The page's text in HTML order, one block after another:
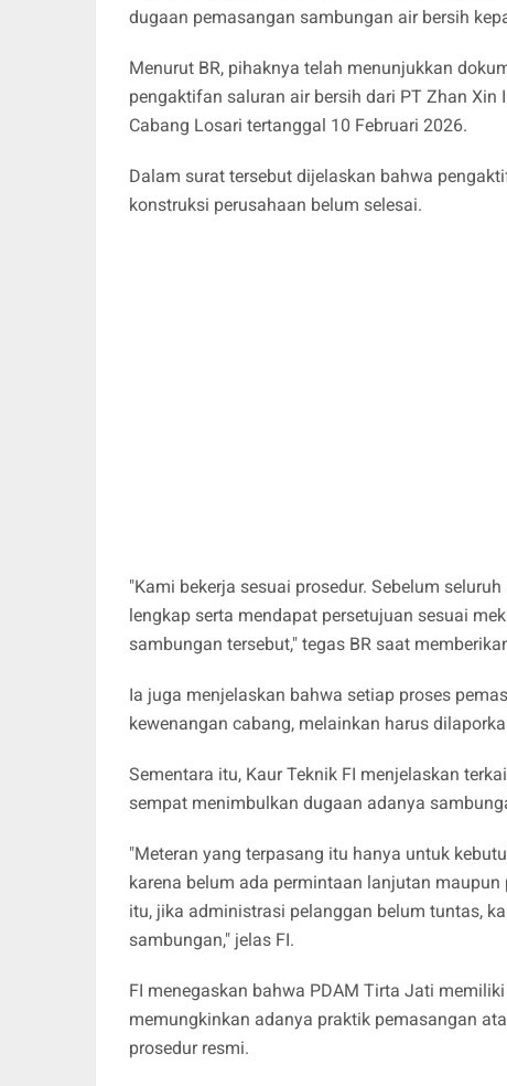
dugaan pemasangan sambungan air bersih
Menurut BR, pihaknya telah menunjukkan
pengaktifan saluran air bersih dari PT Zhan
Cabang Losari tertanggal 10 Februari 2026.
Dalam surat tersebut dijelaskan bahwa
konstruksi perusahaan belum selesai.
"Kami bekerja sesuai prosedur. Sebelum
lengkap serta mendapat persetujuan sesuai
sambungan tersebut," tegas BR saat
Ia juga menjelaskan bahwa setiap proses
kewenangan cabang, melainkan harus
Sementara itu, Kaur Teknik FI menjelaskan
sempat menimbulkan dugaan adanya
"Meteran yang terpasang itu hanya untuk
karena belum ada permintaan lanjutan
itu, jika administrasi pelanggan belum tuntas,
sambungan," jelas FI.
FI menegaskan bahwa PDAM Tirta Jati
memungkinkan adanya praktik pemasangan
prosedur resmi.